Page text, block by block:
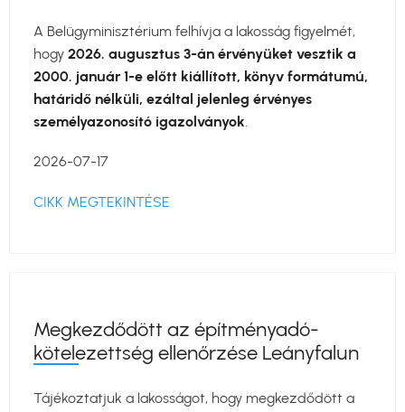
A Belügyminisztérium felhívja a lakosság figyelmét,
hogy 2026. augusztus 3-án érvényüket vesztik a
2000. január 1-e előtt kiállított, könyv formátumú,
határidő nélküli, ezáltal jelenleg érvényes
személyazonosító igazolványok.
2026-07-17
CIKK MEGTEKINTÉSE
Megkezdődött az építményadó-
kötelezettség ellenőrzése Leányfalun
Tájékoztatjuk a lakosságot, hogy megkezdődött a